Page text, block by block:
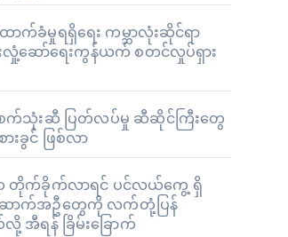
ာက်ခံမှုရရှိရေး ကမ္ဘာလုံးဆိုင်ရာ
လှုံ့ဆော်ရေးကွန်ယက် စတင်လှုပ်ရှား
က်သုံးဆီ ပြတ်လပ်မှု ဆီဆိုင်ကြီးတွေ
ခွင် ဖြစ်လာ
တိုက်ခိုက်လာရင် ပင်လယ်ကွေ့ ရှိ
ောက်အဦတွေကို လက်တုံ့ပြန်
ရန် ခြိမ်းခြောက်